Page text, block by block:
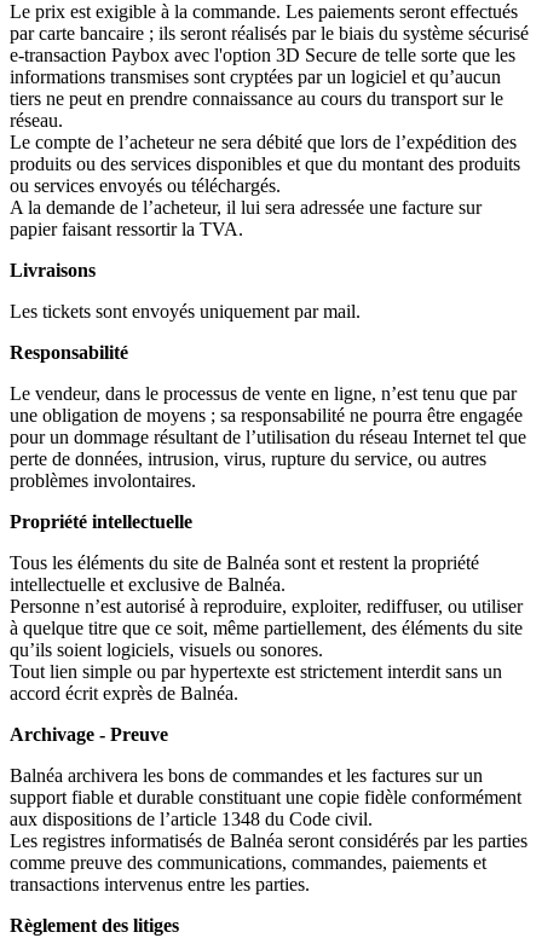
Le prix est exigible à la commande. Les paiements seront effectués
par carte bancaire ; ils seront réalisés par le biais du système sécurisé
e-transaction Paybox avec l'option 3D Secure de telle sorte que les
informations transmises sont cryptées par un logiciel et qu’aucun
tiers ne peut en prendre connaissance au cours du transport sur le
réseau.
Le compte de l’acheteur ne sera débité que lors de l’expédition des
produits ou des services disponibles et que du montant des produits
ou services envoyés ou téléchargés.
A la demande de l’acheteur, il lui sera adressée une facture sur
papier faisant ressortir la TVA.
Livraisons
Les tickets sont envoyés uniquement par mail.
Responsabilité
Le vendeur, dans le processus de vente en ligne, n’est tenu que par
une obligation de moyens ; sa responsabilité ne pourra être engagée
pour un dommage résultant de l’utilisation du réseau Internet tel que
perte de données, intrusion, virus, rupture du service, ou autres
problèmes involontaires.
Propriété intellectuelle
Tous les éléments du site de Balnéa sont et restent la propriété
intellectuelle et exclusive de Balnéa.
Personne n’est autorisé à reproduire, exploiter, rediffuser, ou utiliser
à quelque titre que ce soit, même partiellement, des éléments du site
qu’ils soient logiciels, visuels ou sonores.
Tout lien simple ou par hypertexte est strictement interdit sans un
accord écrit exprès de Balnéa.
Archivage - Preuve
Balnéa archivera les bons de commandes et les factures sur un
support fiable et durable constituant une copie fidèle conformément
aux dispositions de l’article 1348 du Code civil.
Les registres informatisés de Balnéa seront considérés par les parties
comme preuve des communications, commandes, paiements et
transactions intervenus entre les parties.
Règlement des litiges